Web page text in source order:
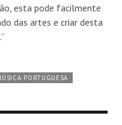
esta pode facilmente
das artes e criar desta
PORTUGUESA